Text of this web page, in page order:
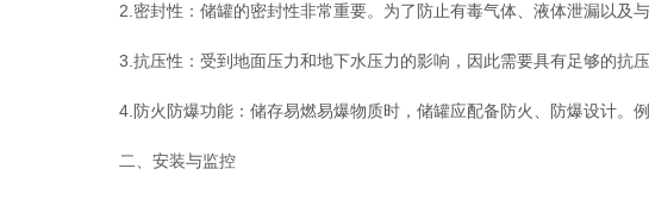
2.密封性：储罐的密封性非常重要。为了防止有毒气体、液体泄漏以及与
3.抗压性：受到地面压力和地下水压力的影响，因此需要具有足够的抗压
4.防火防爆功能：储存易燃易爆物质时，储罐应配备防火、防爆设计。例
二、安装与监控